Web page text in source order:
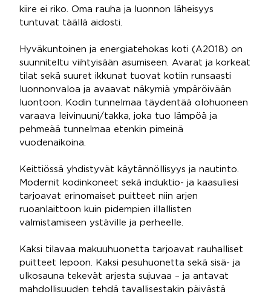
kiire ei riko. Oma rauha ja luonnon läheisyys
tuntuvat täällä aidosti.
Hyväkuntoinen ja energiatehokas koti (A2018) on
suunniteltu viihtyisään asumiseen. Avarat ja korkeat
tilat sekä suuret ikkunat tuovat kotiin runsaasti
luonnonvaloa ja avaavat näkymiä ympäröivään
luontoon. Kodin tunnelmaa täydentää olohuoneen
varaava leivinuuni/takka, joka tuo lämpöä ja
pehmeää tunnelmaa etenkin pimeinä
vuodenaikoina.
Keittiössä yhdistyvät käytännöllisyys ja nautinto.
Modernit kodinkoneet sekä induktio- ja kaasuliesi
tarjoavat erinomaiset puitteet niin arjen
ruoanlaittoon kuin pidempien illallisten
valmistamiseen ystäville ja perheelle.
Kaksi tilavaa makuuhuonetta tarjoavat rauhalliset
puitteet lepoon. Kaksi pesuhuonetta sekä sisä- ja
ulkosauna tekevät arjesta sujuvaa – ja antavat
mahdollisuuden tehdä tavallisestakin päivästä